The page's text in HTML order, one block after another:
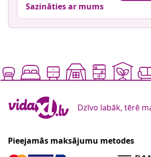
Sazināties ar mums
Dzīvo labāk, tērē
Pieejamās maksājumu metodes